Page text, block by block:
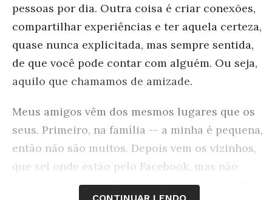
pessoas por dia. Outra coisa é criar conexões,
compartilhar experiências e ter aquela certeza,
quase nunca explicitada, mas sempre sentida,
de que você pode contar com alguém. Ou seja,
aquilo que chamamos de amizade.
Meus amigos vêm dos mesmos lugares que os
seus. Primeiro, na família -- a minha é pequena,
então não são muitos. Depois vem os vizinhos,
que sei onde estão pelo Facebook, mas não
passa muito disso. Terceira fonte: a escola. E aí